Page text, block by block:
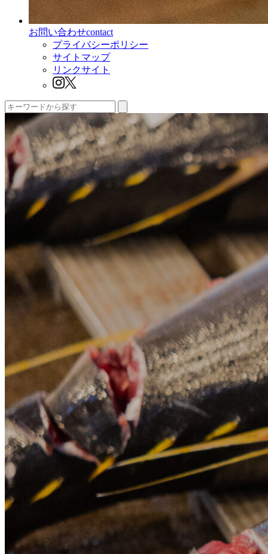
お問い合わせcontact
プライバシーポリシー
サイトマップ
リンクサイト